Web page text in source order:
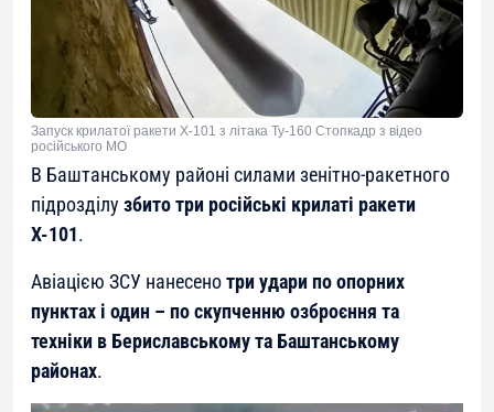
Запуск крилатої ракети Х-101 з літака Ту-160 Стопкадр з відео
російського МО
В Баштанському районі силами зенітно-ракетного
підрозділу збито три російські крилаті ракети
Х-101.
Авіацією ЗСУ нанесенотри удари по опорних
пунктах і один – по скупченню озброєння та
техніки в Бериславському та Баштанському
районах.